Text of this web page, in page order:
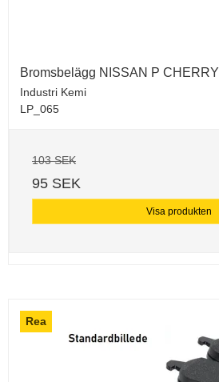
Bromsbelägg NISSAN P CHERRY
Industri Kemi
LP_065
103 SEK
95 SEK
Visa produkten
Rea